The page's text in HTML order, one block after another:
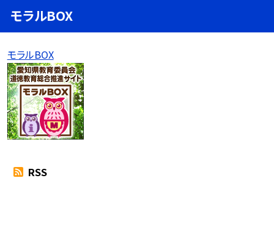
モラルBOX
モラルBOX
RSS